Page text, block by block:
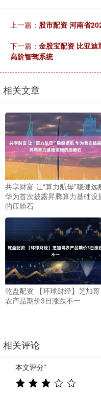
上一篇： 股市配资 河南省
下一篇： 金股宝配资 比亚迪
高阶智驾系统
相关文章
共享财富 让“算力航母”稳健远
华为首次披露昇腾算力基础设
的压舱石
乾盘配资 【环球财经】芝加哥
农产品期价3日涨跌不一
相关评论
本文评分*